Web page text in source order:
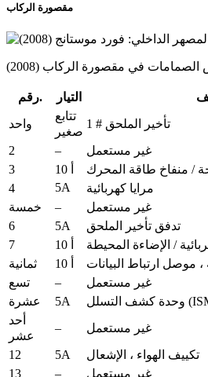
مقصورة الركاب
في مقصورة الركاب (2008)
رقم. التيار
واحد
تتابع
صغير
تأخير الملحق # 1
2
–
غير مستعمل
3
/ منفاخ طاقة المحرك
4
5A
مرايا كهربائية
خمسة
–
غير مستعمل
6
5A
تدفق تأخير الملحق
7
/ الإضاءة المحيطة
ثمانية
تسع
–
غير مستعمل
عشرة
5A
أحد
عشر
–
غير مستعمل
12
5A
تكييف الهواء ، الإشعال
13
–
غير مستعمل